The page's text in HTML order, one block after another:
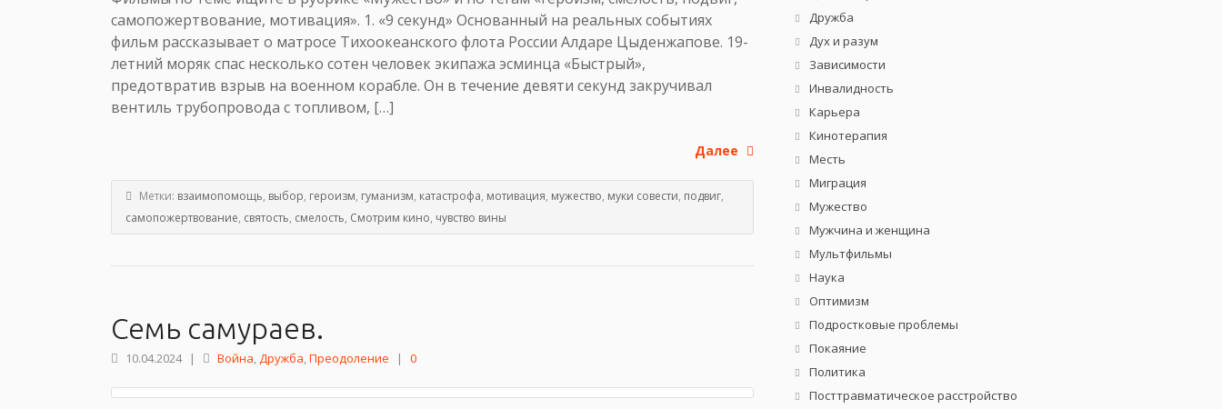
самопожертвование, мотивация». 1. «9 секунд» Основанный на реальных событиях
фильм рассказывает о матросе Тихоокеанского флота России Алдаре Цыденжапове. 19-
летний моряк спас несколько сотен человек экипажа эсминца «Быстрый»,
предотвратив взрыв на военном корабле. Он в течение девяти секунд закручивал
вентиль трубопровода с топливом, […]
Далее
Метки: взаимопомощь, выбор, героизм, гуманизм, катастрофа, мотивация, мужество, муки совести, подвиг,
самопожертвование, святость, смелость, Смотрим кино, чувство вины
Семь самураев.
10.04.2024 | Война,Дружба,Преодоление | 0
Дружба
Дух и разум
Зависимости
Инвалидность
Карьера
Кинотерапия
Месть
Миграция
Мужество
Мужчина и женщина
Мультфильмы
Наука
Оптимизм
Подростковые проблемы
Покаяние
Политика
Посттравматическое расстройство